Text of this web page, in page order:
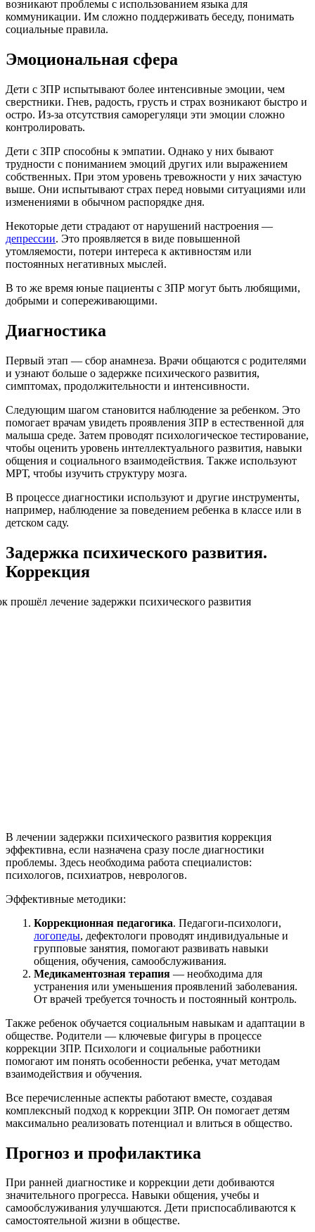
возникают проблемы с использованием языка для
коммуникации. Им сложно поддерживать беседу, понимать
социальные правила.
Эмоциональная сфера
Дети с ЗПР испытывают более интенсивные эмоции, чем
сверстники. Гнев, радость, грусть и страх возникают быстро и
остро. Из-за отсутствия саморегуляци эти эмоции сложно
контролировать.
Дети с ЗПР способны к эмпатии. Однако у них бывают
трудности с пониманием эмоций других или выражением
собственных. При этом уровень тревожности у них зачастую
выше. Они испытывают страх перед новыми ситуациями или
изменениями в обычном распорядке дня.
Некоторые дети страдают от нарушений настроения —
депрессии. Это проявляется в виде повышенной
утомляемости, потери интереса к активностям или
постоянных негативных мыслей.
В то же время юные пациенты с ЗПР могут быть любящими,
добрыми и сопереживающими.
Диагностика
Первый этап — сбор анамнеза. Врачи общаются с родителями
и узнают больше о задержке психического развития,
симптомах, продолжительности и интенсивности.
Следующим шагом становится наблюдение за ребенком. Это
помогает врачам увидеть проявления ЗПР в естественной для
малыша среде. Затем проводят психологическое тестирование,
чтобы оценить уровень интеллектуального развития, навыки
общения и социального взаимодействия. Также используют
МРТ, чтобы изучить структуру мозга.
В процессе диагностики используют и другие инструменты,
например, наблюдение за поведением ребенка в классе или в
детском саду.
Задержка психического развития.
Коррекция
В лечении задержки психического развития коррекция
эффективна, если назначена сразу после диагностики
проблемы. Здесь необходима работа специалистов:
психологов, психиатров, неврологов.
Эффективные методики:
Коррекционная педагогика. Педагоги-психологи,
логопеды, дефектологи проводят индивидуальные и
групповые занятия, помогают развивать навыки
общения, обучения, самообслуживания.
Медикаментозная терапия — необходима для
устранения или уменьшения проявлений заболевания.
От врачей требуется точность и постоянный контроль.
Также ребенок обучается социальным навыкам и адаптации в
обществе. Родители — ключевые фигуры в процессе
коррекции ЗПР. Психологи и социальные работники
помогают им понять особенности ребенка, учат методам
взаимодействия и обучения.
Все перечисленные аспекты работают вместе, создавая
комплексный подход к коррекции ЗПР. Он помогает детям
максимально реализовать потенциал и влиться в общество.
Прогноз и профилактика
При ранней диагностике и коррекции дети добиваются
значительного прогресса. Навыки общения, учебы и
самообслуживания улучшаются. Дети приспосабливаются к
самостоятельной жизни в обществе.